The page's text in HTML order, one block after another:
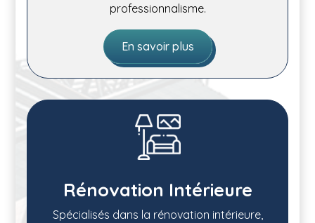
professionnalisme.
En savoir plus
Rénovation Intérieure
Spécialisés dans la rénovation intérieure,